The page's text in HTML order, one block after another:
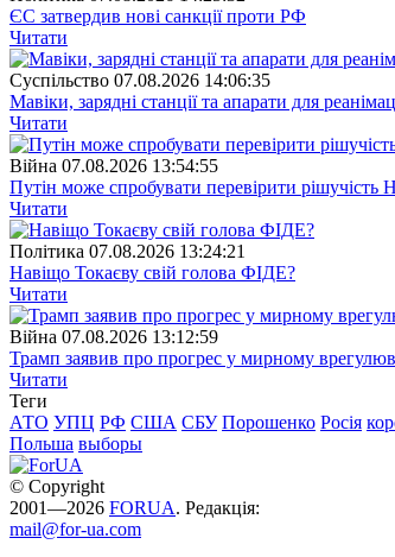
ЄС затвердив нові санкції проти РФ
Читати
Суспiльство 07.08.2026 14:06:35
Мавіки, зарядні станції та апарати для
Читати
Війна 07.08.2026 13:54:55
Путін може спробувати перевірити
Читати
Полiтика 07.08.2026 13:24:21
Навіщо Токаєву свій голова ФІДЕ?
Читати
Війна 07.08.2026 13:12:59
Трамп заявив про прогрес у мирному
Читати
Теги
АТО УПЦ РФ США СБУ Порошенко Росія
Польша выборы
© Copyright
2001—2026 FORUA. Редакція:
mail@for-ua.com